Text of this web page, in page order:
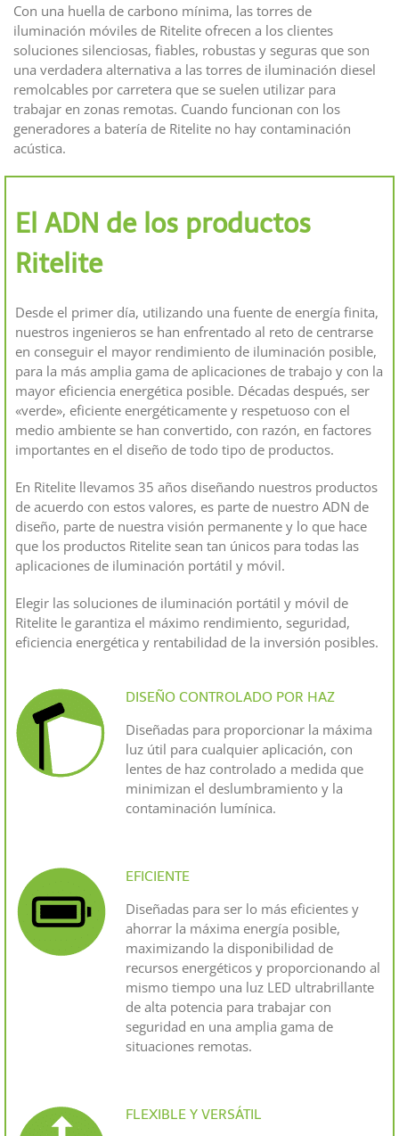
Con una huella de carbono mínima, las torres de
iluminación móviles de Ritelite ofrecen a los clientes
soluciones silenciosas, fiables, robustas y seguras que son
una verdadera alternativa a las torres de iluminación diesel
remolcables por carretera que se suelen utilizar para
trabajar en zonas remotas. Cuando funcionan con los
generadores a batería de Ritelite no hay contaminación
acústica.
El ADN de los productos
Ritelite
Desde el primer día, utilizando una fuente de energía finita,
nuestros ingenieros se han enfrentado al reto de centrarse
en conseguir el mayor rendimiento de iluminación posible,
para la más amplia gama de aplicaciones de trabajo y con la
mayor eficiencia energética posible. Décadas después, ser
«verde», eficiente energéticamente y respetuoso con el
medio ambiente se han convertido, con razón, en factores
importantes en el diseño de todo tipo de productos.
En Ritelite llevamos 35 años diseñando nuestros productos
de acuerdo con estos valores, es parte de nuestro ADN de
diseño, parte de nuestra visión permanente y lo que hace
que los productos Ritelite sean tan únicos para todas las
aplicaciones de iluminación portátil y móvil.
Elegir las soluciones de iluminación portátil y móvil de
Ritelite le garantiza el máximo rendimiento, seguridad,
eficiencia energética y rentabilidad de la inversión posibles.
DISEÑO CONTROLADO POR HAZ
Diseñadas para proporcionar la máxima
luz útil para cualquier aplicación, con
lentes de haz controlado a medida que
minimizan el deslumbramiento y la
contaminación lumínica.
EFICIENTE
Diseñadas para ser lo más eficientes y
ahorrar la máxima energía posible,
maximizando la disponibilidad de
recursos energéticos y proporcionando al
mismo tiempo una luz LED ultrabrillante
de alta potencia para trabajar con
seguridad en una amplia gama de
situaciones remotas.
FLEXIBLE Y VERSÁTIL